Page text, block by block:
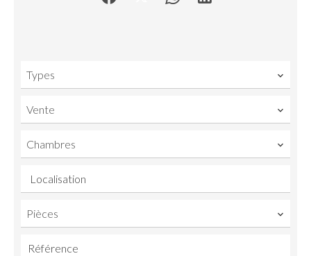
Types
Vente
Chambres
Localisation
Pièces